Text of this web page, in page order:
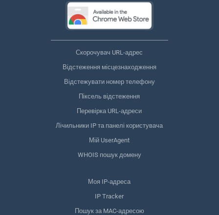
Скорочувач URL-адрес
Відстеження місцезнаходження
Відстежувати номер телефону
Піксель відстеження
Перевірка URL-адреси
Лічильники IP та панелі користувача
Мій UserAgent
WHOIS пошук домену
Моя IP-адреса
IP Tracker
Пошук за MAC-адресою